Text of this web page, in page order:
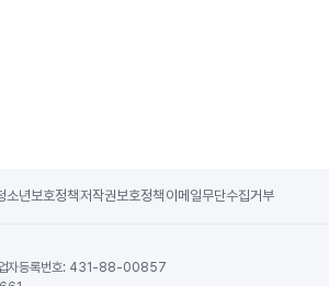
소년보호정책저작권보호정책 이메일무단수집거부
자등록번호: 431-88-00857